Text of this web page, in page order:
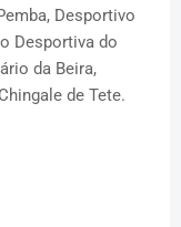
Desportivo
Desportiva do
da Beira,
de Tete.